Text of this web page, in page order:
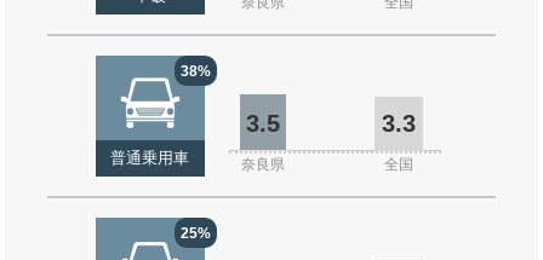
38%
普通乗用車
3.5 3.3
奈良県 全国
25%